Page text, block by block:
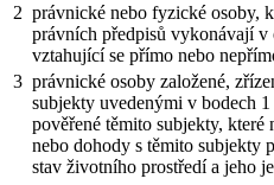
2 právnické nebo fyzické osoby,
právních předpisů vykonávají v
vztahující se přímo nebo
3 právnické osoby založené,
subjekty uvedenými v bodech
pověřené těmito subjekty, které
nebo dohody s těmito subjekty
stav životního prostředí a jeho